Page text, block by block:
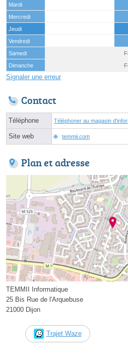
Mardi
Mercredi
Jeudi
Vendredi
Samedi
Dimanche
Signaler une erreur
Contact
Téléphone Téléphoner au magasin
Site web temmii.com
Plan et adresse
TEMMII Informatique
25 Bis Rue de l'Arquebuse
21000 Dijon
Trajet Waze